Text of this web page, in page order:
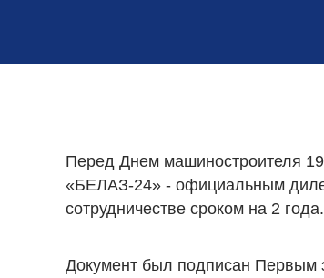
Перед Днем машиностроителя
«БЕЛАЗ-24» - официальным
сотрудничестве сроком на 2 года.
Документ был подписан Первым